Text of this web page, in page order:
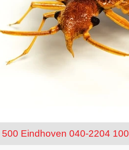
Eindhoven 040-2204 100